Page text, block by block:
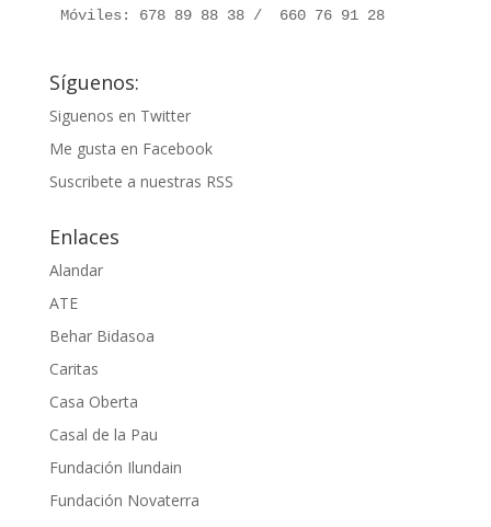
Móviles: 678 89 88 38 /  660 76 91 28
Síguenos:
Siguenos en Twitter
Me gusta en Facebook
Suscribete a nuestras RSS
Enlaces
Alandar
ATE
Behar Bidasoa
Caritas
Casa Oberta
Casal de la Pau
Fundación Ilundain
Fundación Novaterra